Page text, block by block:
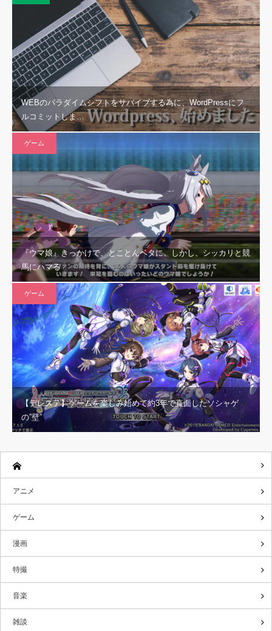
WEBのパラダイムシフトをサバイブする為に、WordPressにフ
ルコミットしま…
ゲーム
『ウマ娘』きっかけで、とことんベタに、しかし、シッカリと競
馬にハマる
ゲーム
【デレステ】ゲームを楽しみ始めて約3年で直面したソシャゲ
の”壁”
アニメ
ゲーム
漫画
特撮
音楽
雑談